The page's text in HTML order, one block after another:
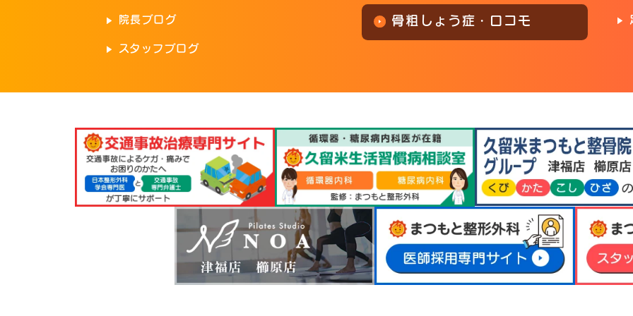
院長ブログ
スタッフブログ
骨粗しょう症・ロコモ